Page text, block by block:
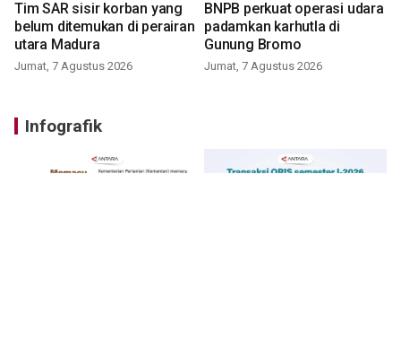
Tim SAR sisir korban yang
belum ditemukan di perairan
utara Madura
Jumat, 7 Agustus 2026
BNPB perkuat operasi udara
padamkan karhutla di
Gunung Bromo
Jumat, 7 Agustus 2026
Infografik